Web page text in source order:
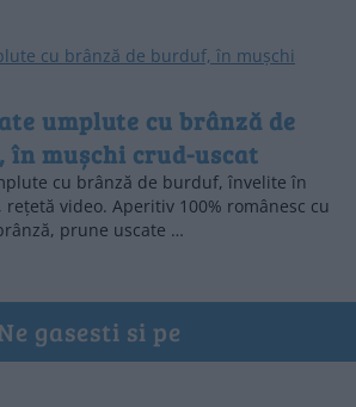
umplute cu brânză de
în mușchi crud-uscat
cu brânză de burduf, învelite în
video. Aperitiv 100% românesc cu
prune uscate …
gasesti si pe